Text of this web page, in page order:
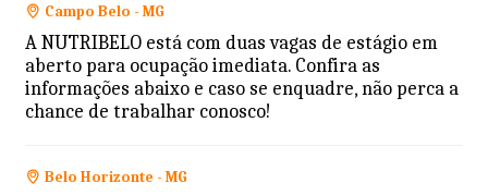
Campo Belo - MG
A NUTRIBELO está com duas vagas de estágio em
aberto para ocupação imediata. Confira as
informações abaixo e caso se enquadre, não perca a
chance de trabalhar conosco!
Belo Horizonte - MG